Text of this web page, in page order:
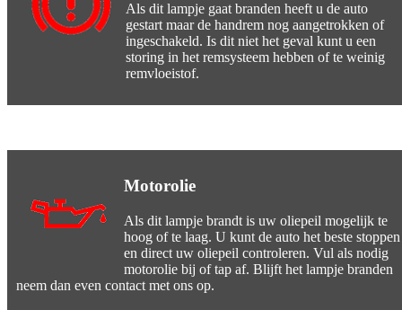
Als dit lampje gaat branden heeft u de auto
gestart maar de handrem nog aangetrokken of
ingeschakeld. Is dit niet het geval kunt u een
storing in het remsysteem hebben of te weinig
remvloeistof.
Motorolie
Als dit lampje brandt is uw oliepeil mogelijk te
hoog of te laag. U kunt de auto het beste stoppen
en direct uw oliepeil controleren. Vul als nodig
motorolie bij of tap af. Blijft het lampje branden
neem dan even contact met ons op.